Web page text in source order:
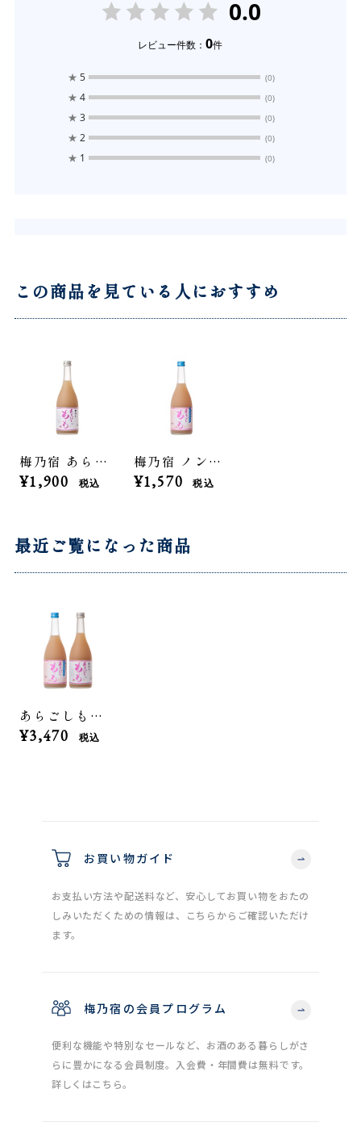
0.0
レビュー件数：0件
★ 5 (0)
★ 4 (0)
★ 3 (0)
★ 2 (0)
★ 1 (0)
この商品を見ている人におすすめ
梅乃宿 あらごしもも 720ml
¥1,900 税込
梅乃宿 ノンアルコール あらごしもも 720mL
¥1,570 税込
最近ご覧になった商品
あらごしもも飲み比べセット（ノンアルコール&アルコール）
¥3,470 税込
お買い物ガイド
お支払い方法や配送料など、安心してお買い物をおたの
しみいただくための情報は、こちらからご確認いただけ
ます。
梅乃宿の会員プログラム
便利な機能や特別なセールなど、お酒のある暮らしがさ
らに豊かになる会員制度。入会費・年間費は無料です。
詳しくはこちら。